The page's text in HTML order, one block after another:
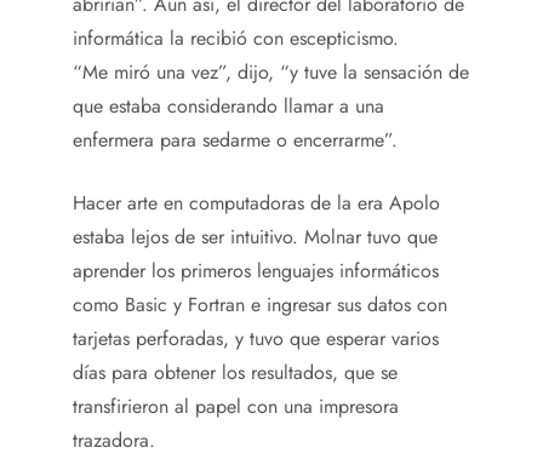
informática la recibió con escepticismo.
“Me miró una vez”, dijo, “y tuve la sensación de
que estaba considerando llamar a una
enfermera para sedarme o encerrarme”.
Hacer arte en computadoras de la era Apolo
estaba lejos de ser intuitivo. Molnar tuvo que
aprender los primeros lenguajes informáticos
como Basic y Fortran e ingresar sus datos con
tarjetas perforadas, y tuvo que esperar varios
días para obtener los resultados, que se
transfirieron al papel con una impresora
trazadora.